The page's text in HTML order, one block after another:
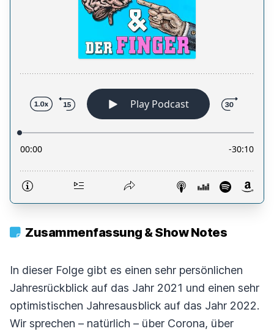
Zusammenfassung & Show Notes
In dieser Folge gibt es einen sehr persönlichen
Jahresrückblick auf das Jahr 2021 und einen sehr
optimistischen Jahresausblick auf das Jahr 2022.
Wir sprechen – natürlich – über Corona, über